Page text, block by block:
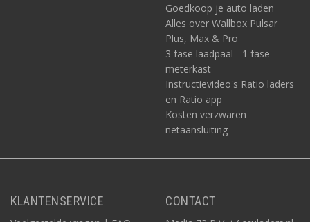
Goedkoop je auto laden
Alles over Wallbox Pulsar
Plus, Max & Pro
3 fase laadpaal - 1 fase
meterkast
Instructievideo's Ratio laders
en Ratio app
Kosten verzwaren
netaansluiting
KLANTENSERVICE CONTACT